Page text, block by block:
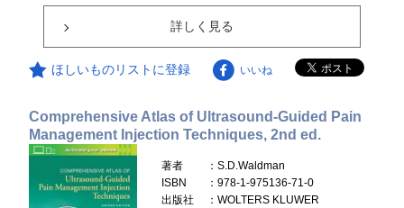
詳しく見る
ほしいものリストに登録 いいね
Comprehensive Atlas of Ultrasound-Guided Pain
Management Injection Techniques, 2nd ed.
著者
：S.D.Waldman
ISBN
：978-1-975136-71-0
出版社
：WOLTERS KLUWER